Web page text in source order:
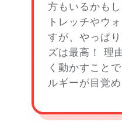
方もいるかも
トレッチやウ
すが、やっぱ
ズは最高！ 理
く動かすこと
ルギーが目覚め